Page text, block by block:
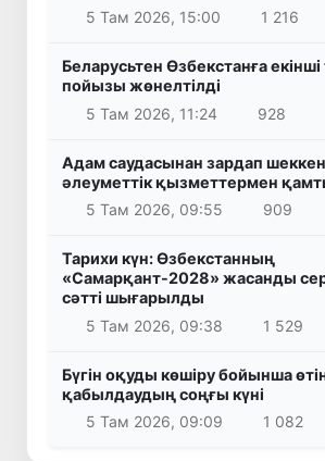
5 Там 2026, 15:00
1 216
Беларусьтен Өзбекстанға
пойызы жөнелтілді
5 Там 2026, 11:24
928
Адам саудасынан зардап
әлеуметтік қызметтермен
5 Там 2026, 09:55
909
Тарихи күн: Өзбекстанның
«Самарқант-2028» жасанды
сәтті шығарылды
5 Там 2026, 09:38
1 529
Бүгін оқуды көшіру бойынша
қабылдаудың соңғы күні
5 Там 2026, 09:09
1 082